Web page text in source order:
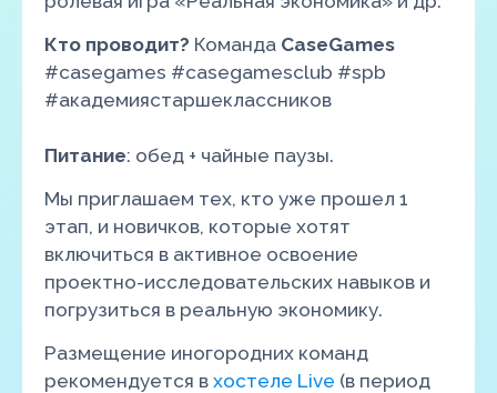
Кто проводит? Команда CaseGames
#casegames #casegamesclub #spb
#академиястаршеклассников
Питание: обед + чайные паузы.
Мы приглашаем тех, кто уже прошел 1
этап, и новичков, которые хотят
включиться в активное освоение
проектно-исследовательских навыков и
погрузиться в реальную экономику.
Размещение иногородних команд
рекомендуется в хостеле Live (в период